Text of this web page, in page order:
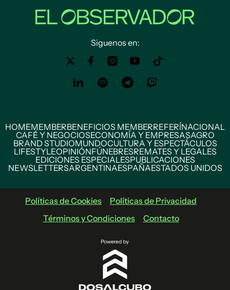
Siguenos en:
HOMEMEMBERBENEFICIOS MEMBERREFERÍNACIONAL
CAFÉ Y NEGOCIOSECONOMÍA Y EMPRESASAGRO
BRAND STUDIOMUNDOCULTURA Y ESPECTÁCULOS
LIFESTYLEOPINIÓNFÚNEBRESREMATES Y LEGALES
EDICIONES ESPECIALESPUBLICACIONES
NEWSLETTERSARGENTINAESPAÑAESTADOS UNIDOS
Políticas de Cookies
Políticas de Privacidad
Términos y Condiciones
Contacto